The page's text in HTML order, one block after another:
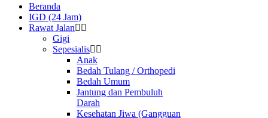
Beranda
IGD (24 Jam)
Rawat Jalan
Gigi
Sepesialis
Anak
Bedah Tulang / Orthopedi
Bedah Umum
Jantung dan Pembuluh
Darah
Kesehatan Jiwa (Gangguan